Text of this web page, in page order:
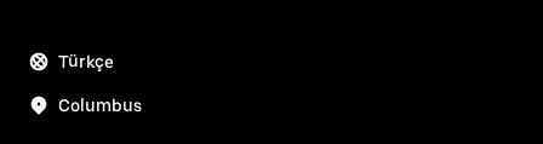
Türkçe
Columbus